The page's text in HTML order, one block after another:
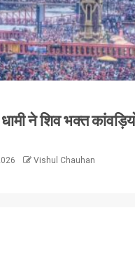
ने शिव भक्त कांवड़ियों
Vishul Chauhan